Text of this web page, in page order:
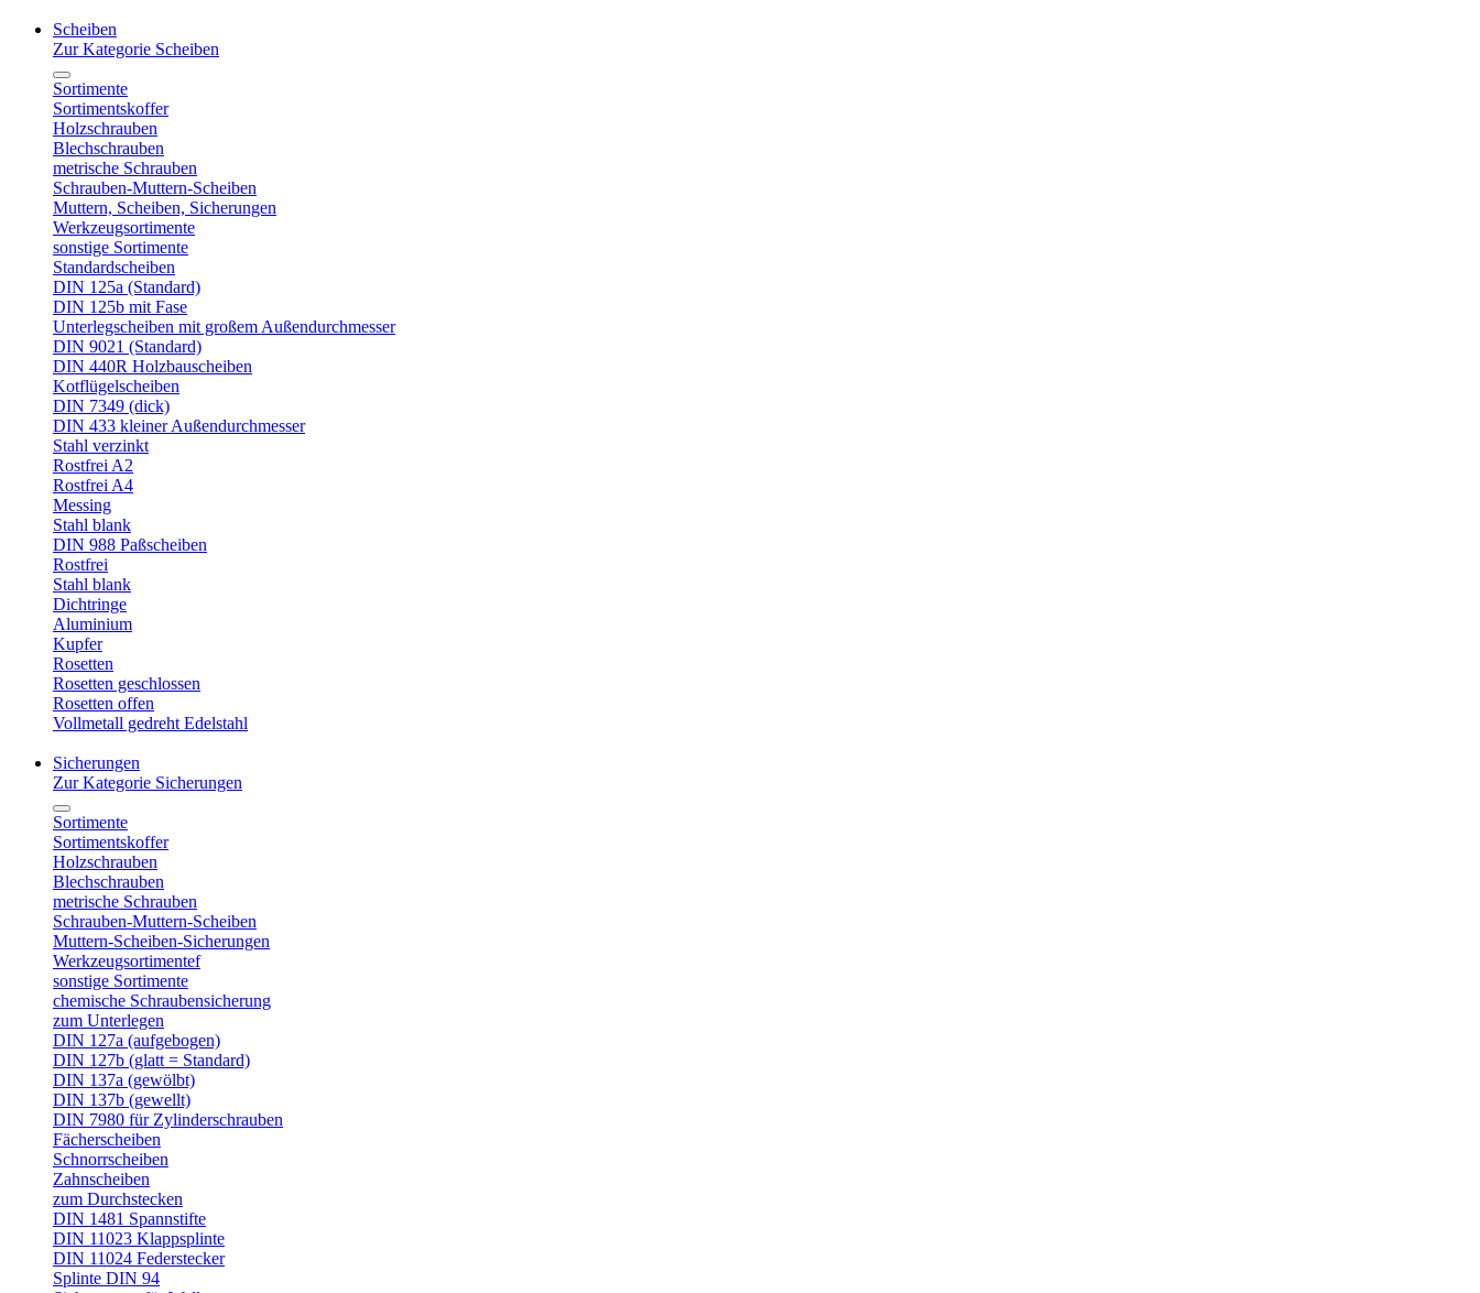
Scheiben
Zur Kategorie Scheiben
Sortimente
Sortimentskoffer
Holzschrauben
Blechschrauben
metrische Schrauben
Schrauben-Muttern-Scheiben
Muttern, Scheiben, Sicherungen
Werkzeugsortimente
sonstige Sortimente
Standardscheiben
DIN 125a (Standard)
DIN 125b mit Fase
Unterlegscheiben mit großem Außendurchmesser
DIN 9021 (Standard)
DIN 440R Holzbauscheiben
Kotflügelscheiben
DIN 7349 (dick)
DIN 433 kleiner Außendurchmesser
Stahl verzinkt
Rostfrei A2
Rostfrei A4
Messing
Stahl blank
DIN 988 Paßscheiben
Rostfrei
Stahl blank
Dichtringe
Aluminium
Kupfer
Rosetten
Rosetten geschlossen
Rosetten offen
Vollmetall gedreht Edelstahl
Sicherungen
Zur Kategorie Sicherungen
Sortimente
Sortimentskoffer
Holzschrauben
Blechschrauben
metrische Schrauben
Schrauben-Muttern-Scheiben
Muttern-Scheiben-Sicherungen
Werkzeugsortimentef
sonstige Sortimente
chemische Schraubensicherung
zum Unterlegen
DIN 127a (aufgebogen)
DIN 127b (glatt = Standard)
DIN 137a (gewölbt)
DIN 137b (gewellt)
DIN 7980 für Zylinderschrauben
Fächerscheiben
Schnorrscheiben
Zahnscheiben
zum Durchstecken
DIN 1481 Spannstifte
DIN 11023 Klappsplinte
DIN 11024 Federstecker
Splinte DIN 94